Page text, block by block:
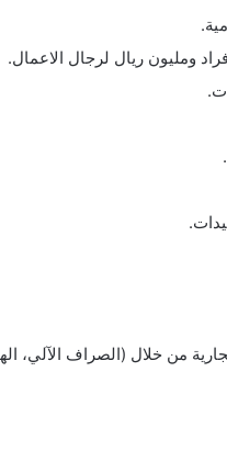
من خلال (الصراف الآلي،